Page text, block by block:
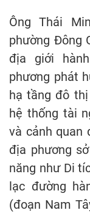
Ông Thái
phường Đông
địa giới
phương phát
hạ tầng đô
hệ thống tài
và cảnh quan
địa phương
năng như Di
lạc đường
(đoạn Nam